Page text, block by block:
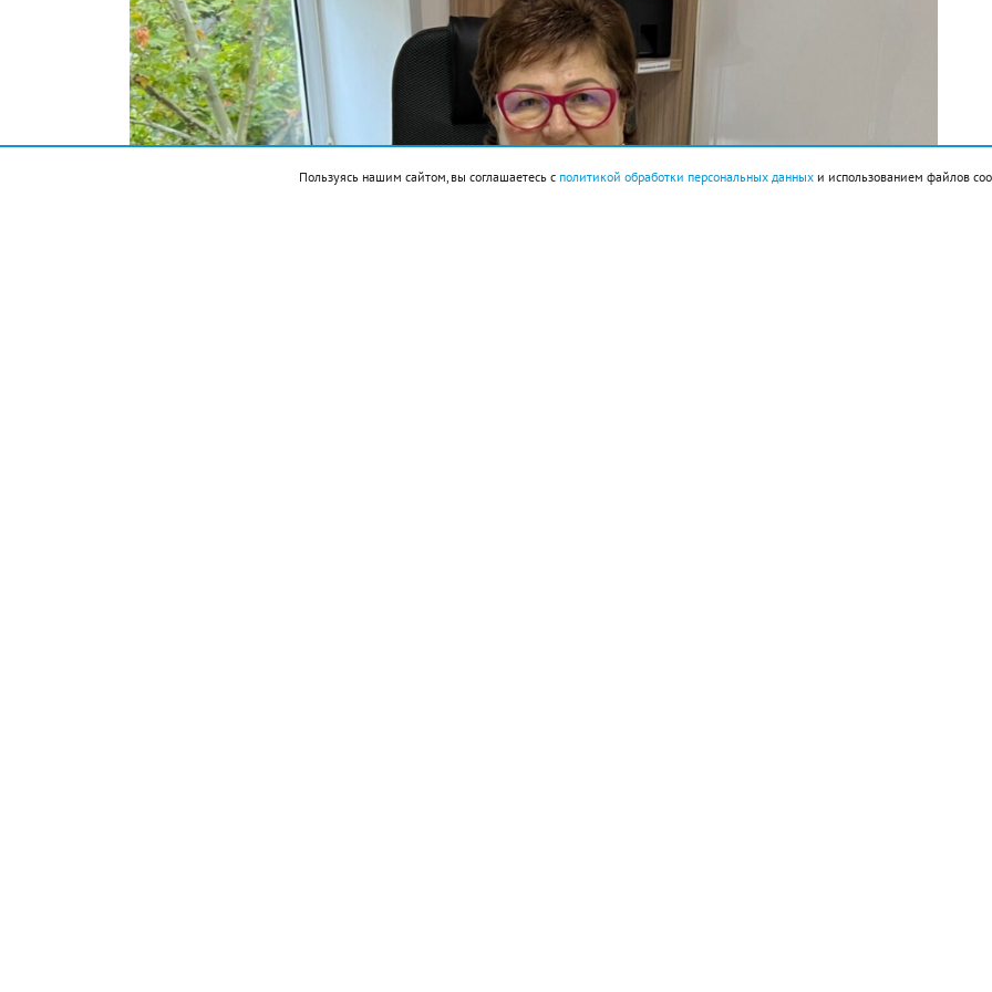
Пользуясь нашим сайтом, вы соглашаетесь с политикой обработки персональных данныхи использованием файлов